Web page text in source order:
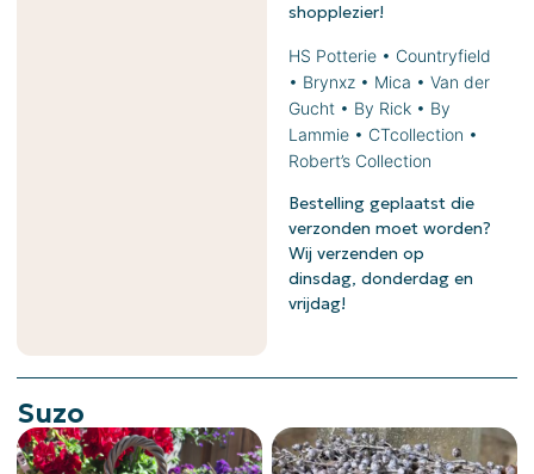
shopplezier!
HS Potterie • Countryfield
• Brynxz • Mica • Van der
Gucht • By Rick • By
Lammie • CTcollection •
Robert’s Collection
Bestelling geplaatst die
verzonden moet worden?
Wij verzenden op
dinsdag, donderdag en
vrijdag!
Suzo